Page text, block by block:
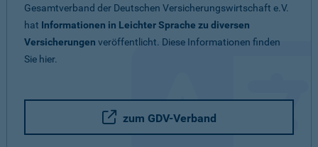
Gesamtverband der Deutschen Versicherungswirtschaft e.V.
hat Informationen in Leichter Sprache zu diversen
Versicherungen veröffentlicht. Diese Informationen finden
Sie hier.
zum GDV-Verband